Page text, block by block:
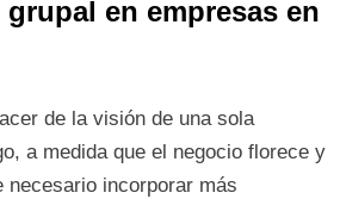
en empresas en
de la visión de una sola
a medida que el negocio florece y
necesario incorporar más